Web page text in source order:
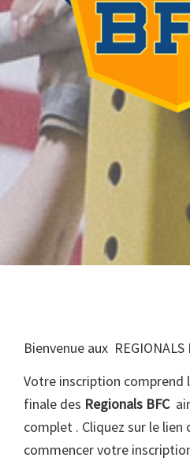
Bienvenue aux REGIONALS
Votre inscription comprend
finale des Regionals BFC
complet . Cliquez sur le lien
commencer votre